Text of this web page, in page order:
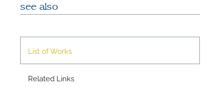
see also
List of Works
Related Links